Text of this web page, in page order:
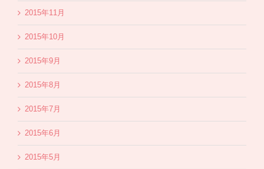
2015年11月
2015年10月
2015年9月
2015年8月
2015年7月
2015年6月
2015年5月